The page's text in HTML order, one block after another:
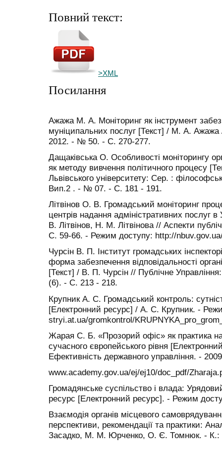
Повний текст:
>XML
Посилання
Ажажа М. А. Моніторинг як інструмент
муніципальних послуг [Текст] / М. А. Ажажа
2012. - № 50. - С. 270-277.
Дащаківська О. Особливості моніторингу
як методу вивчення політичного процесу
Львівського університету: Сер. :
Вип.2 . - № 07. - С. 181 - 191.
Літвінов О. В. Громадський моніторинг
центрів надання адміністративних послуг
В. Літвінов, Н. М. Літвінова // Аспекти
С. 59-66. - Режим доступу: http://
Чурсін В. П. Інститут громадських
форма забезпечення відповідальності
[Текст] / В. П. Чурсін // Публічне
(6). - С. 213 - 218.
Крупник А. С. Громадський контроль:
[Електронний ресурс] / А. С. Крупник. -
stryi.at.ua/gromkontrol/
Жарая С. Б. «Прозорий офіс» як практика
сучасного європейського рівня
Ефективність державного управління. -
www.academy.gov.ua/ej/ej10/doc_pdf/
Громадянське суспільство і влада:
ресурс [Електронний ресурс]. - Режим
Взаємодія органів місцевого
перспективи, рекомендації та практики:
Засадко, М. М. Юрченко, О. Є. Томнюк. - К.: